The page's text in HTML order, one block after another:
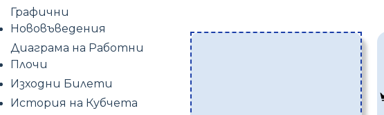
Графични
Нововъведения
Диаграма на Работни
Плочи
Изходни Билети
История на Кубчета